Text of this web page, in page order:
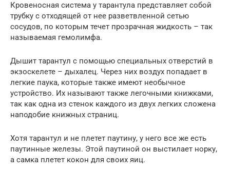
Кровеносная система у тарантула представляет собой
трубку с отходящей от нее разветвленной сетью
сосудов, по которым течет прозрачная жидкость – так
называемая гемолимфа.
Дышит тарантул с помощью специальных отверстий в
экзоскелете – дыхалец. Через них воздух попадает в
легкие паука, которые также имеют необычное
устройство. Их называют также легочными книжками,
так как одна из стенок каждого из двух легких сложена
наподобие книжных страниц.
Хотя тарантул и не плетет паутину, у него все же есть
паутинные железы. Этой паутиной он выстилает норку,
а самка плетет кокон для своих яиц.